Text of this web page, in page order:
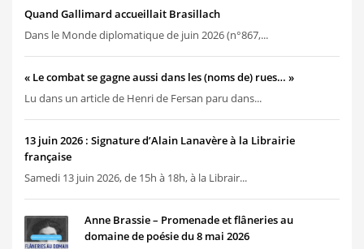
Quand Gallimard accueillait Brasillach
Dans le Monde diplomatique de juin 2026 (n°867,...
« Le combat se gagne aussi dans les (noms de) rues… »
Lu dans un article de Henri de Fersan paru dans...
13 juin 2026 : Signature d’Alain Lanavère à la Librairie
française
Samedi 13 juin 2026, de 15h à 18h, à la Librair...
Anne Brassie – Promenade et flâneries au
domaine de poésie du 8 mai 2026